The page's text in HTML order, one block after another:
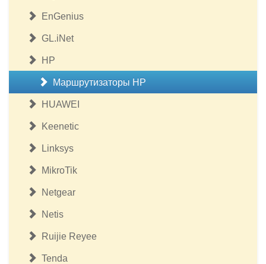
EnGenius
GL.iNet
HP
Маршрутизаторы HP
HUAWEI
Keenetic
Linksys
MikroTik
Netgear
Netis
Ruijie Reyee
Tenda